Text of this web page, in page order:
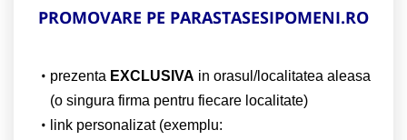
PROMOVARE PE PARASTASESIPOMENI.RO
prezenta EXCLUSIVA in orasul/localitatea aleasa
(o singura firma pentru fiecare localitate)
link personalizat (exemplu: